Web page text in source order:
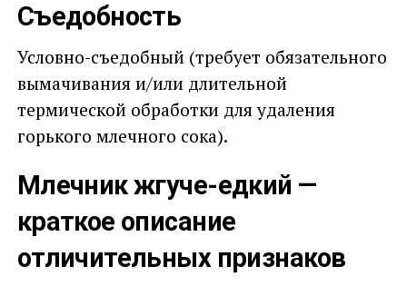
Съедобность
Условно-съедобный (требует обязательного
вымачивания и/или длительной
термической обработки для удаления
горького млечного сока).
Млечник жгуче-едкий —
краткое описание
отличительных признаков